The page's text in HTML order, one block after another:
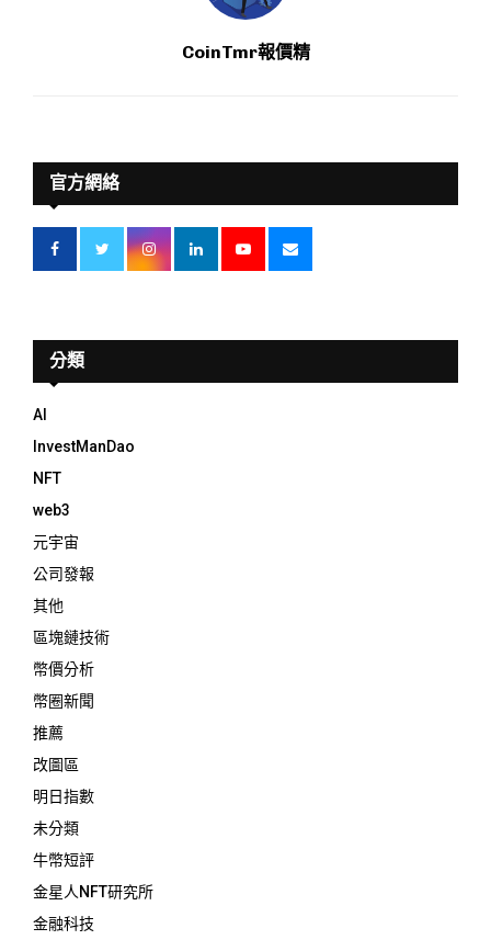
CoinTmr報價精
官方網絡
分類
AI
InvestManDao
NFT
web3
元宇宙
公司發報
其他
區塊鏈技術
幣價分析
幣圈新聞
推薦
改圖區
明日指數
未分類
牛幣短評
金星人NFT研究所
金融科技